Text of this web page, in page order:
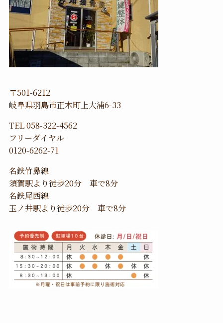
〒501-6212
岐阜県羽島市正木町上大浦6-33
TEL 058-322-4562
フリーダイヤル
0120-6262-71
名鉄竹鼻線
須賀駅より徒歩20分 車で8分
名鉄尾西線
玉ノ井駅より徒歩20分 車で8分